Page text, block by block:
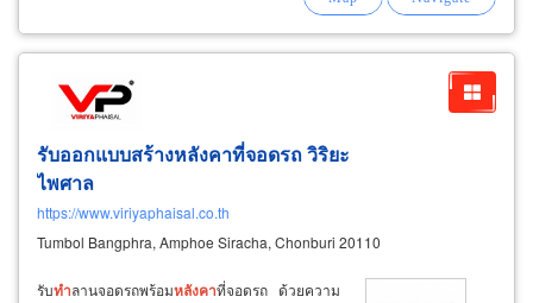
เคาน์เตอร์ปูน สร้างครัวใหม่หรือปรับปรุงพื้นที่ใช้
รับออกแบบสร้างหลังคาที่จอดรถ วิริยะ
ไพศาล
https://www.viriyaphaisal.co.th
Tumbol Bangphra, Amphoe Siracha, Chonburi 20110
รับทำลานจอดรถพร้อมหลังคาที่จอดรถ ด้วยความ